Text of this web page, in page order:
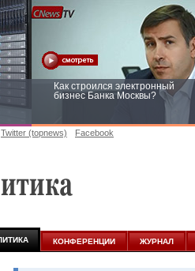
Как строился электронный
бизнес Банка Москвы?
Twitter (topnews) Facebook
КОНФЕРЕНЦИИ ЖУРНАЛ